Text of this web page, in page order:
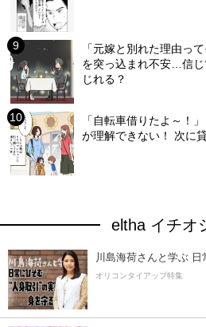
「元嫁と別れた理由っ
を突っ込まれ不安…信
じれる？
「自転車借りたよ～！
が理解できない！ 次に
eltha イチオ
川島海荷さんと学ぶ 日
オリコンタイアップ特集